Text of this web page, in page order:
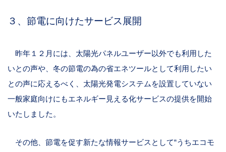
３、節電に向けたサービス展開
昨年１２月には、太陽光パネルユーザー以外でも利用した
いとの声や、冬の節電の為の省エネツールとして利用したい
との声に応えるべく、太陽光発電システムを設置していない
一般家庭向けにもエネルギー見える化サービスの提供を開始
いたしました。
その他、節電を促す新たな情報サービスとして“うちエコモ